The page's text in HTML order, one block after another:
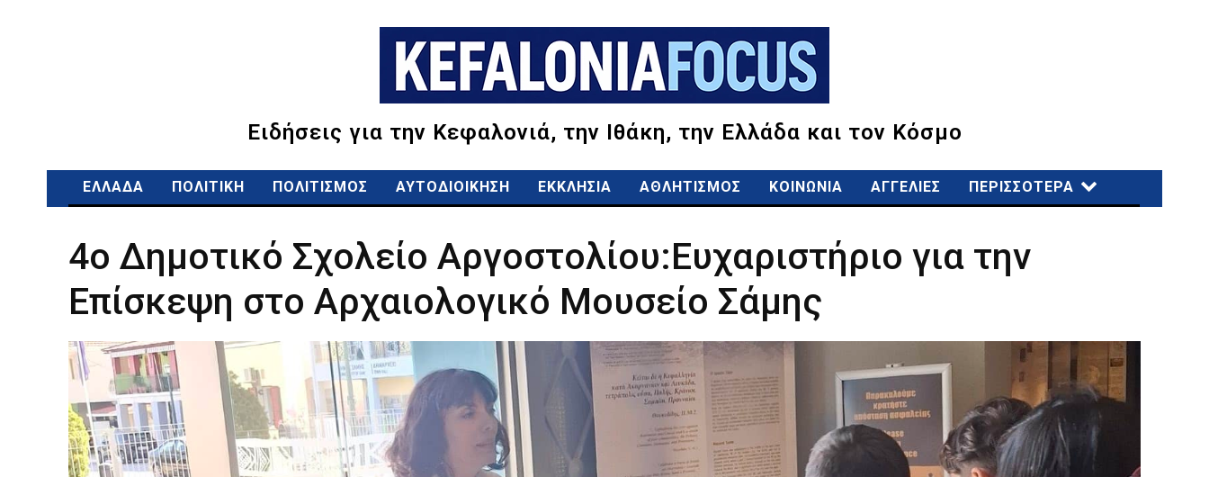
Ειδήσεις για την Κεφαλονιά, την Ιθάκη, την Ελλάδα και τον Κόσμο
ΕΛΛΑΔΑ ΠΟΛΙΤΙΚΗ ΠΟΛΙΤΙΣΜΟΣ ΑΥΤΟΔΙΟΙΚΗΣΗ ΕΚΚΛΗΣΙΑ ΑΘΛΗΤΙΣΜΟΣ ΚΟΙΝΩΝΙΑ ΑΓΓΕΛΙΕΣ ΠΕΡΙΣΣΟΤΕΡΑ
4ο Δημοτικό Σχολείο Αργοστολίου:Ευχαριστήριο για την
Επίσκεψη στο Αρχαιολογικό Μουσείο Σάμης